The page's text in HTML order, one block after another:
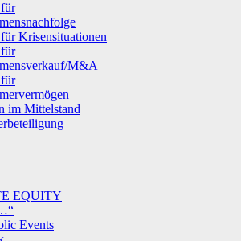
Krisensituationen
M&A
im Mittelstand
EQUITY
Events